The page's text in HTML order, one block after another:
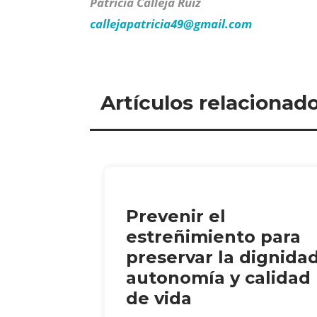
callejapatricia49@gmail.com
Artículos
Prevenir el
estreñimiento para
preservar la
autonomía y calidad
de vida